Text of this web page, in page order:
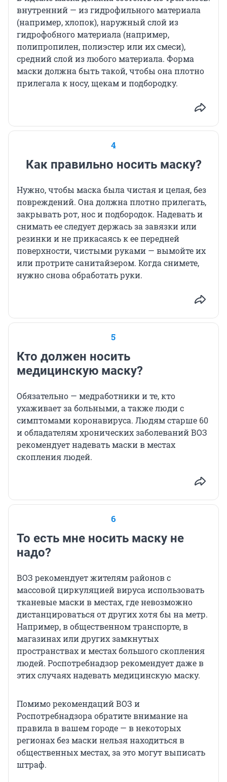
внутренний — из гидрофильного материала
(например, хлопок), наружный слой из
гидрофобного материала (например,
полипропилен, полиэстер или их смеси),
средний слой из любого материала. Форма
маски должна быть такой, чтобы она плотно
прилегала к носу, щекам и подбородку.
4
Как правильно носить маску?
Нужно, чтобы маска была чистая и целая, без
повреждений. Она должна плотно прилегать,
закрывать рот, нос и подбородок. Надевать и
снимать ее следует держась за завязки или
резинки и не прикасаясь к ее передней
поверхности, чистыми руками — вымойте их
или протрите санитайзером. Когда снимете,
нужно снова обработать руки.
5
Кто должен носить
медицинскую маску?
Обязательно — медработники и те, кто
ухаживает за больными, а также люди с
симптомами коронавируса. Людям старше 60
и обладателям хронических заболеваний ВОЗ
рекомендует надевать маски в местах
скопления людей.
6
То есть мне носить маску не
надо?
ВОЗ рекомендует жителям районов с
массовой циркуляцией вируса использовать
тканевые маски в местах, где невозможно
дистанцироваться от других хотя бы на метр.
Например, в общественном транспорте, в
магазинах или других замкнутых
пространствах и местах большого скопления
людей. Роспотребнадзор рекомендует даже в
этих случаях надевать медицинскую маску.
Помимо рекомендаций ВОЗ и
Роспотребнадзора обратите внимание на
правила в вашем городе — в некоторых
регионах без маски нельзя находиться в
общественных местах, за это могут выписать
штраф.